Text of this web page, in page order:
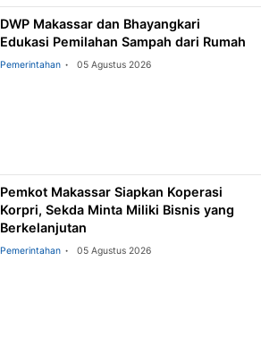
DWP Makassar dan Bhayangkari
Edukasi Pemilahan Sampah dari Rumah
Pemerintahan 05 Agustus 2026
Pemkot Makassar Siapkan Koperasi
Korpri, Sekda Minta Miliki Bisnis yang
Berkelanjutan
Pemerintahan 05 Agustus 2026